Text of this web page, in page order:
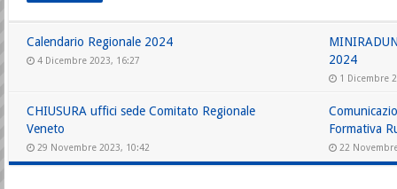
Calendario Regionale 2024
4 Dicembre 2023, 16:27
2024
1 Dicembre
CHIUSURA uffici sede Comitato Regionale
Veneto
29 Novembre 2023, 10:42
Formativa
22